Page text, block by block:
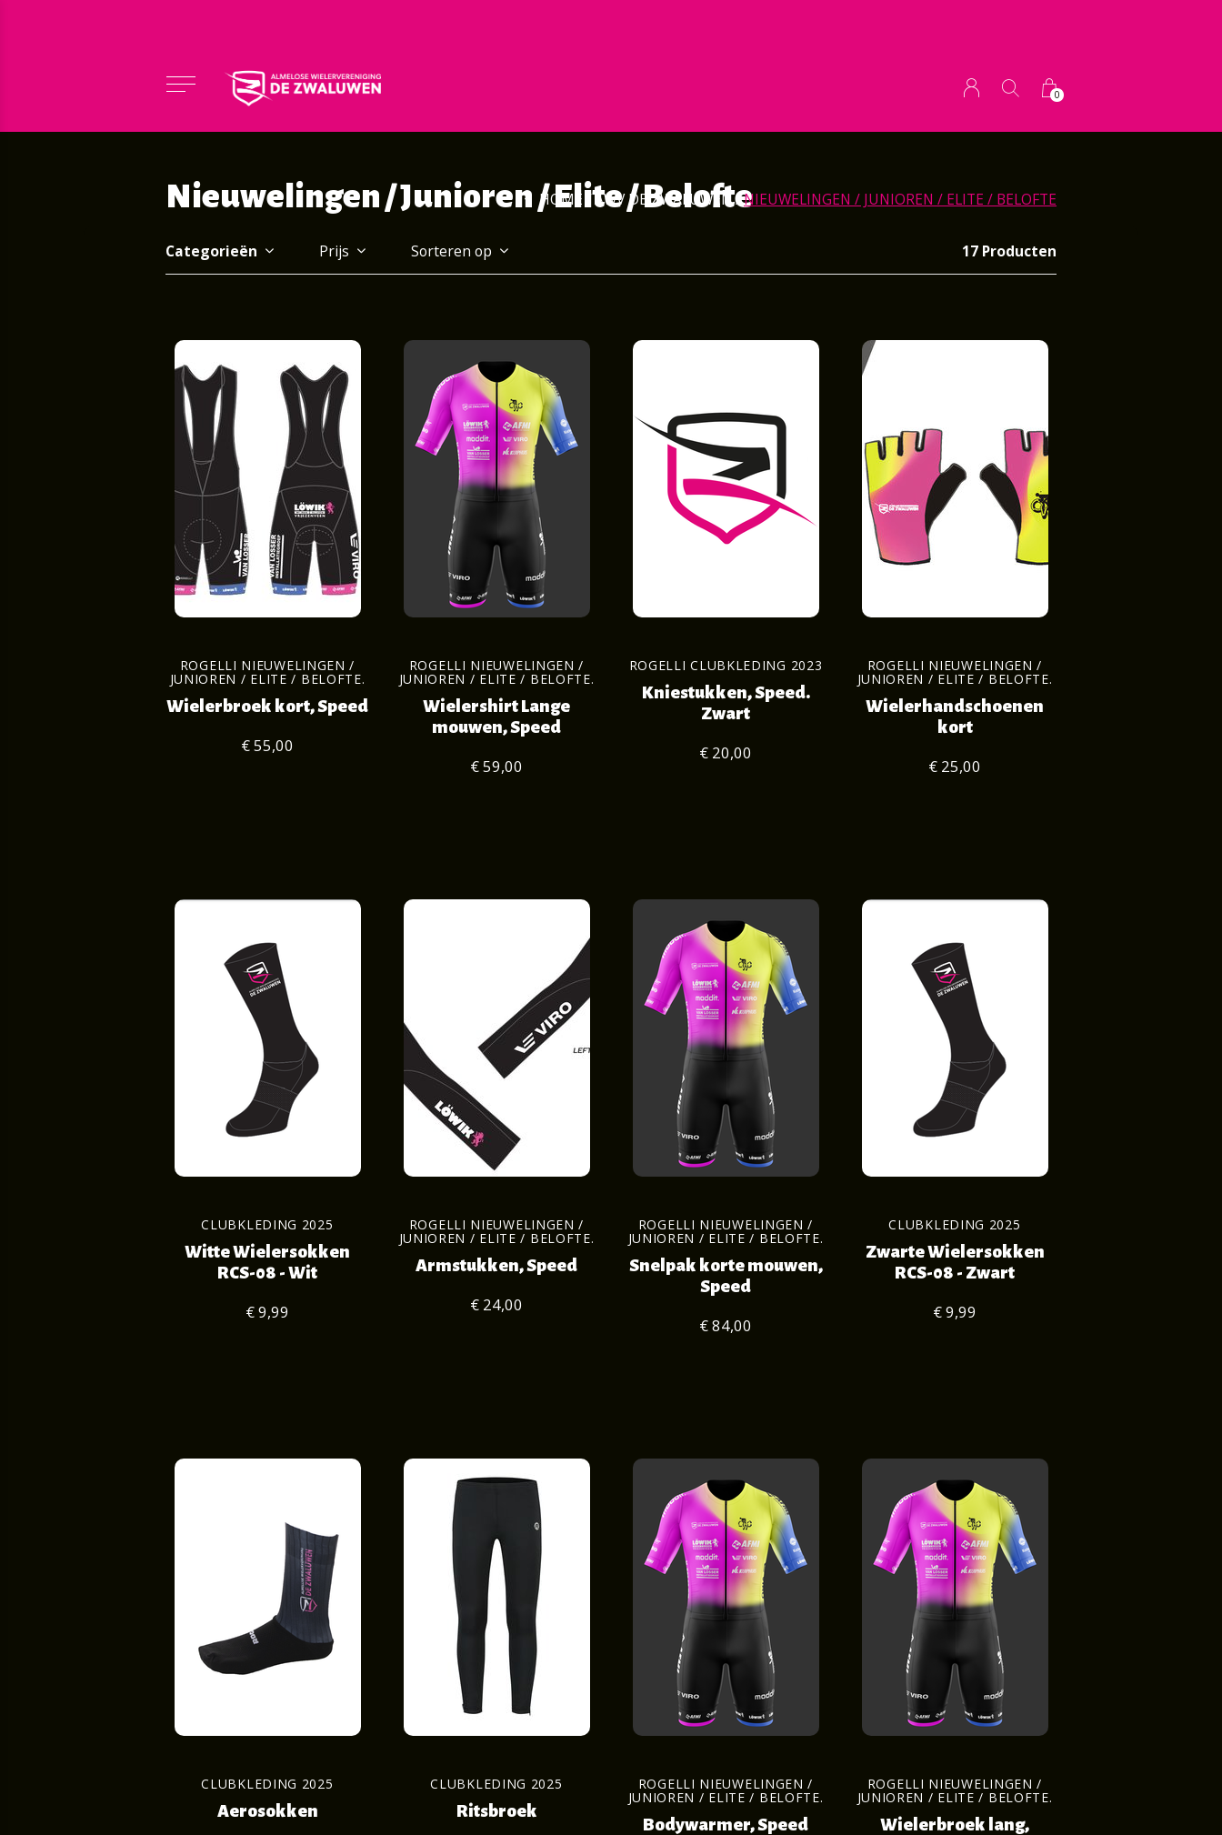
0
Nieuwelingen / Junioren / Elite / Belofte
HOME AWV DE ZWALUWEN NIEUWELINGEN / JUNIOREN / ELITE / BELOFTE
Categorieën Prijs Sorteren op 17 Producten
ROGELLI NIEUWELINGEN /
JUNIOREN / ELITE / BELOFTE.
Wielerbroek kort, Speed
€ 55,00
ROGELLI NIEUWELINGEN /
JUNIOREN / ELITE / BELOFTE.
Wielershirt Lange
mouwen, Speed
€ 59,00
ROGELLI CLUBKLEDING 2023
Kniestukken, Speed.
Zwart
€ 20,00
ROGELLI NIEUWELINGEN /
JUNIOREN / ELITE / BELOFTE.
Wielerhandschoenen
kort
€ 25,00
CLUBKLEDING 2025
Witte Wielersokken
RCS-08 - Wit
€ 9,99
ROGELLI NIEUWELINGEN /
JUNIOREN / ELITE / BELOFTE.
Armstukken, Speed
€ 24,00
ROGELLI NIEUWELINGEN /
JUNIOREN / ELITE / BELOFTE.
Snelpak korte mouwen,
Speed
€ 84,00
CLUBKLEDING 2025
Zwarte Wielersokken
RCS-08 - Zwart
€ 9,99
CLUBKLEDING 2025
Aerosokken
CLUBKLEDING 2025
Ritsbroek
ROGELLI NIEUWELINGEN /
JUNIOREN / ELITE / BELOFTE.
Bodywarmer, Speed
ROGELLI NIEUWELINGEN /
JUNIOREN / ELITE / BELOFTE.
Wielerbroek lang,